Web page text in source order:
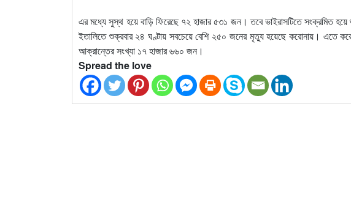
এর মধ্যে সুস্থ হয়ে বাড়ি ফিরেছে ৭২ হাজার ৫৩১ জন। তবে ভাইরাসটিতে সংক্রমিত হয়ে
ইতালিতে শুক্রবার ২৪ ঘণ্টায় সবচেয়ে বেশি ২৫০ জনের মৃত্যু হয়েছে করোনায়। এতে
আক্রান্তের সংখ্যা ১৭ হাজার ৬৬০ জন।
Spread the love